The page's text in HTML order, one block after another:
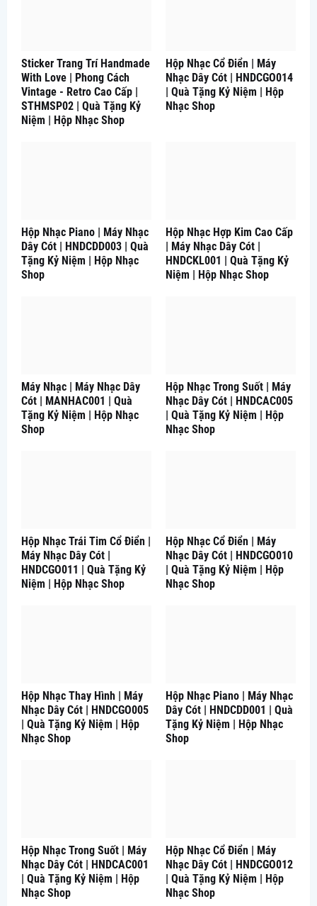
Sticker Trang Trí Handmade
With Love | Phong Cách
Vintage - Retro Cao Cấp |
STHMSP02 | Quà Tặng Kỷ
Niệm | Hộp Nhạc Shop
Hộp Nhạc Cổ Điển | Máy
Nhạc Dây Cót | HNDCGO014
| Quà Tặng Kỷ Niệm | Hộp
Nhạc Shop
Hộp Nhạc Piano | Máy Nhạc
Dây Cót | HNDCDD003 | Quà
Tặng Kỷ Niệm | Hộp Nhạc
Shop
Hộp Nhạc Hợp Kim Cao Cấp
| Máy Nhạc Dây Cót |
HNDCKL001 | Quà Tặng Kỷ
Niệm | Hộp Nhạc Shop
Máy Nhạc | Máy Nhạc Dây
Cót | MANHAC001 | Quà
Tặng Kỷ Niệm | Hộp Nhạc
Shop
Hộp Nhạc Trong Suốt | Máy
Nhạc Dây Cót | HNDCAC005
| Quà Tặng Kỷ Niệm | Hộp
Nhạc Shop
Hộp Nhạc Trái Tim Cổ Điển |
Máy Nhạc Dây Cót |
HNDCGO011 | Quà Tặng Kỷ
Niệm | Hộp Nhạc Shop
Hộp Nhạc Cổ Điển | Máy
Nhạc Dây Cót | HNDCGO010
| Quà Tặng Kỷ Niệm | Hộp
Nhạc Shop
Hộp Nhạc Thay Hình | Máy
Nhạc Dây Cót | HNDCGO005
| Quà Tặng Kỷ Niệm | Hộp
Nhạc Shop
Hộp Nhạc Piano | Máy Nhạc
Dây Cót | HNDCDD001 | Quà
Tặng Kỷ Niệm | Hộp Nhạc
Shop
Hộp Nhạc Trong Suốt | Máy
Nhạc Dây Cót | HNDCAC001
| Quà Tặng Kỷ Niệm | Hộp
Nhạc Shop
Hộp Nhạc Cổ Điển | Máy
Nhạc Dây Cót | HNDCGO012
| Quà Tặng Kỷ Niệm | Hộp
Nhạc Shop